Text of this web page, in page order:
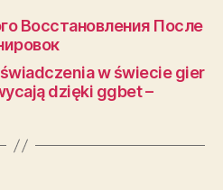
Восстановления После
w świecie gier
dzięki ggbet –